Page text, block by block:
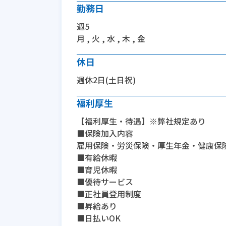
勤務日
週5
月 , 火 , 水 , 木 , 金
休日
週休2日(土日祝)
福利厚生
【福利厚生・待遇】※弊社規定あり
■保険加入内容
雇用保険・労災保険・厚生年金・健康保
■有給休暇
■育児休暇
■優待サービス
■正社員登用制度
■昇給あり
■日払いOK